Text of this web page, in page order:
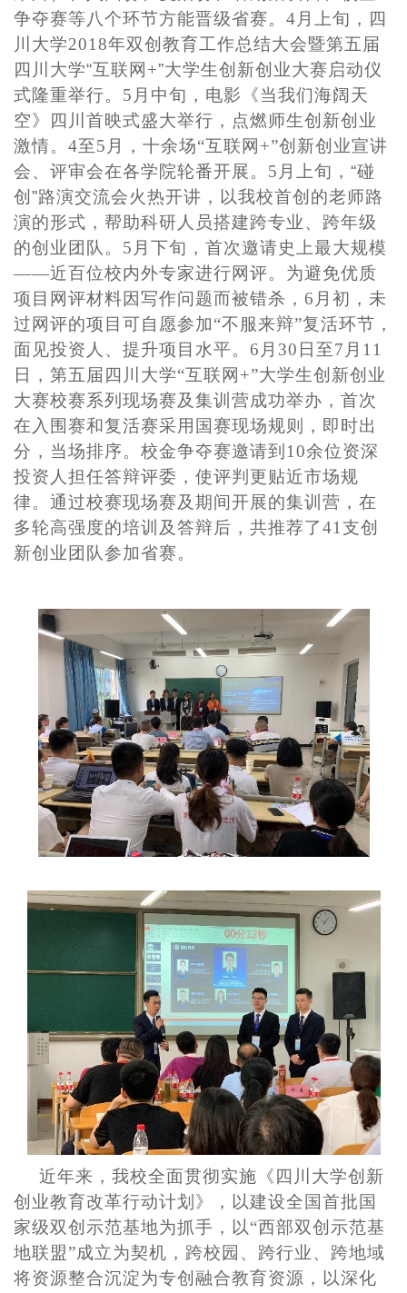
争夺赛等八个环节方能晋级省赛。4月上旬，四
川大学2018年双创教育工作总结大会暨第五届
四川大学“互联网+”大学生创新创业大赛启动仪
式隆重举行。5月中旬，电影《当我们海阔天
空》四川首映式盛大举行，点燃师生创新创业
激情。4至5月，十余场“互联网+”创新创业宣讲
会、评审会在各学院轮番开展。5月上旬， “碰
创 ”路演交流会火热开讲，以我校首创的老师路
演的形式，帮助科研人员搭建跨专业、跨年级
的创业团队。5月下旬，首次邀请史上最大规模
——近百位校内外专家进行网评。为避免优质
项目网评材料因写作问题而被错杀，6月初，未
过网评的项目可自愿参加“不服来辩”复活环节，
面见投资人、提升项目水平。6月30日至7月11
日，第五届四川大学“互联网+”大学生创新创业
大赛校赛系列现场赛及集训营成功举办，首次
在入围赛和复活赛采用国赛现场规则，即时出
分，当场排序。校金争夺赛邀请到10余位资深
投资人担任答辩评委，使评判更贴近市场规
律。通过校赛现场赛及期间开展的集训营，在
多轮高强度的培训及答辩后，共推荐了41支创
新创业团队参加省赛。
近年来，我校全面贯彻实施《四川大学创新
创业教育改革行动计划》，以建设全国首批国
家级双创示范基地为抓手，以“西部双创示范基
地联盟”成立为契机，跨校园、跨行业、跨地域
将资源整合沉淀为专创融合教育资源，以深化